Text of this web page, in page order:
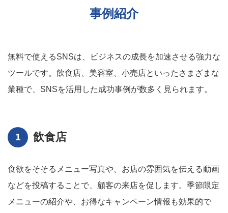
事例紹介
無料で使えるSNSは、ビジネスの成長を加速させる強力な
ツールです。飲食店、美容室、小売店といったさまざまな
業種で、SNSを活用した成功事例が数多く見られます。
飲食店
食欲をそそるメニュー写真や、お店の雰囲気を伝える動画
などを投稿することで、顧客の来店を促します。季節限定
メニューの紹介や、お得なキャンペーン情報も効果的で